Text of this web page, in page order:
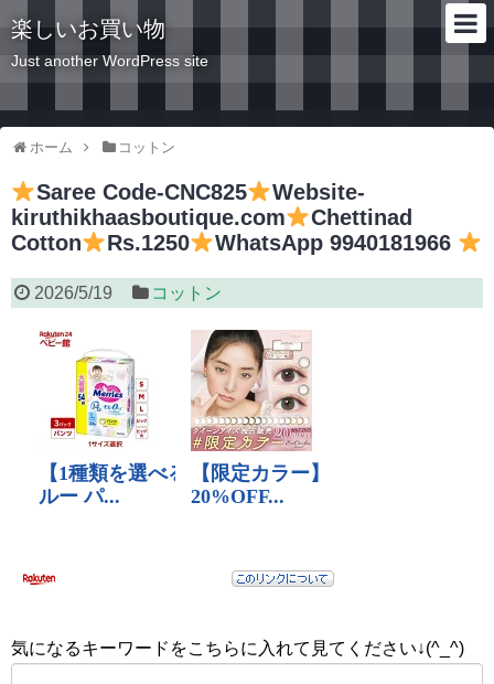
楽しいお買い物
Just another WordPress site
ホーム コットン
Saree Code-CNC825
Website-
kiruthikhaasboutique.com
Chettinad
Cotton
Rs.1250 WhatsApp 9940181966
2026/5/19 コットン
気になるキーワードをこちらに入れて見てください↓(^_^)